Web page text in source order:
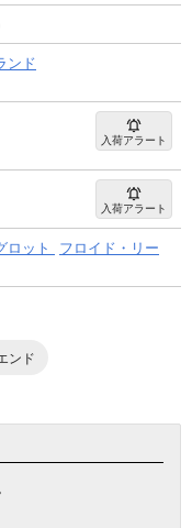
ンド
入荷アラート
入荷アラート
ロット
フロイド・リー
ンド